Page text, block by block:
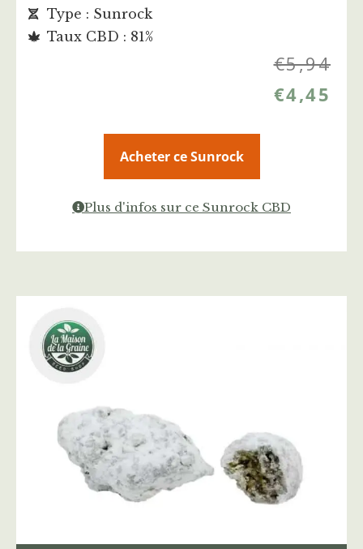
Type : Sunrock
Taux CBD : 81%
€5,94
€4,45
Acheter ce Sunrock
Plus d'infos sur ce Sunrock CBD